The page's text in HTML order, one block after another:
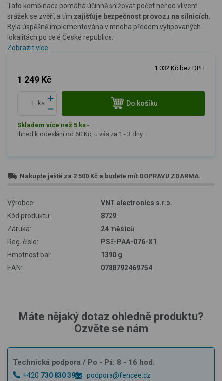
Tato kombinace pomáhá účinně snižovat počet nehod vlivem
srážek se zvěří, a tím zajišťuje bezpečnost provozu na silnicích
Byla úspěšně implementována v mnoha předem vytipovaných
lokalitách po celé České republice.
Zobrazit více
1 249 Kč
1 032 Kč bez DPH
ks Do košíku
Skladem více než 5 ks -
Ihned k odeslání od 60 Kč, u vás za 1 - 3 dny.
Nakupte ještě za 2 500 Kč a budete mít DOPRAVU ZDARMA.
Výrobce:
VNT electronics s.r.o.
Kód produktu:
8729
Záruka:
24 měsíců
Reg. číslo:
PSE-PAA-076-X1
Hmotnost bal:
1390 g
EAN:
0788792469754
Máte nějaký dotaz ohledně produktu?
Ozvěte se nám
Technická podpora / Po - Pá: 8 - 16 hod.
+420 730 830 393 podpora@fencee.cz